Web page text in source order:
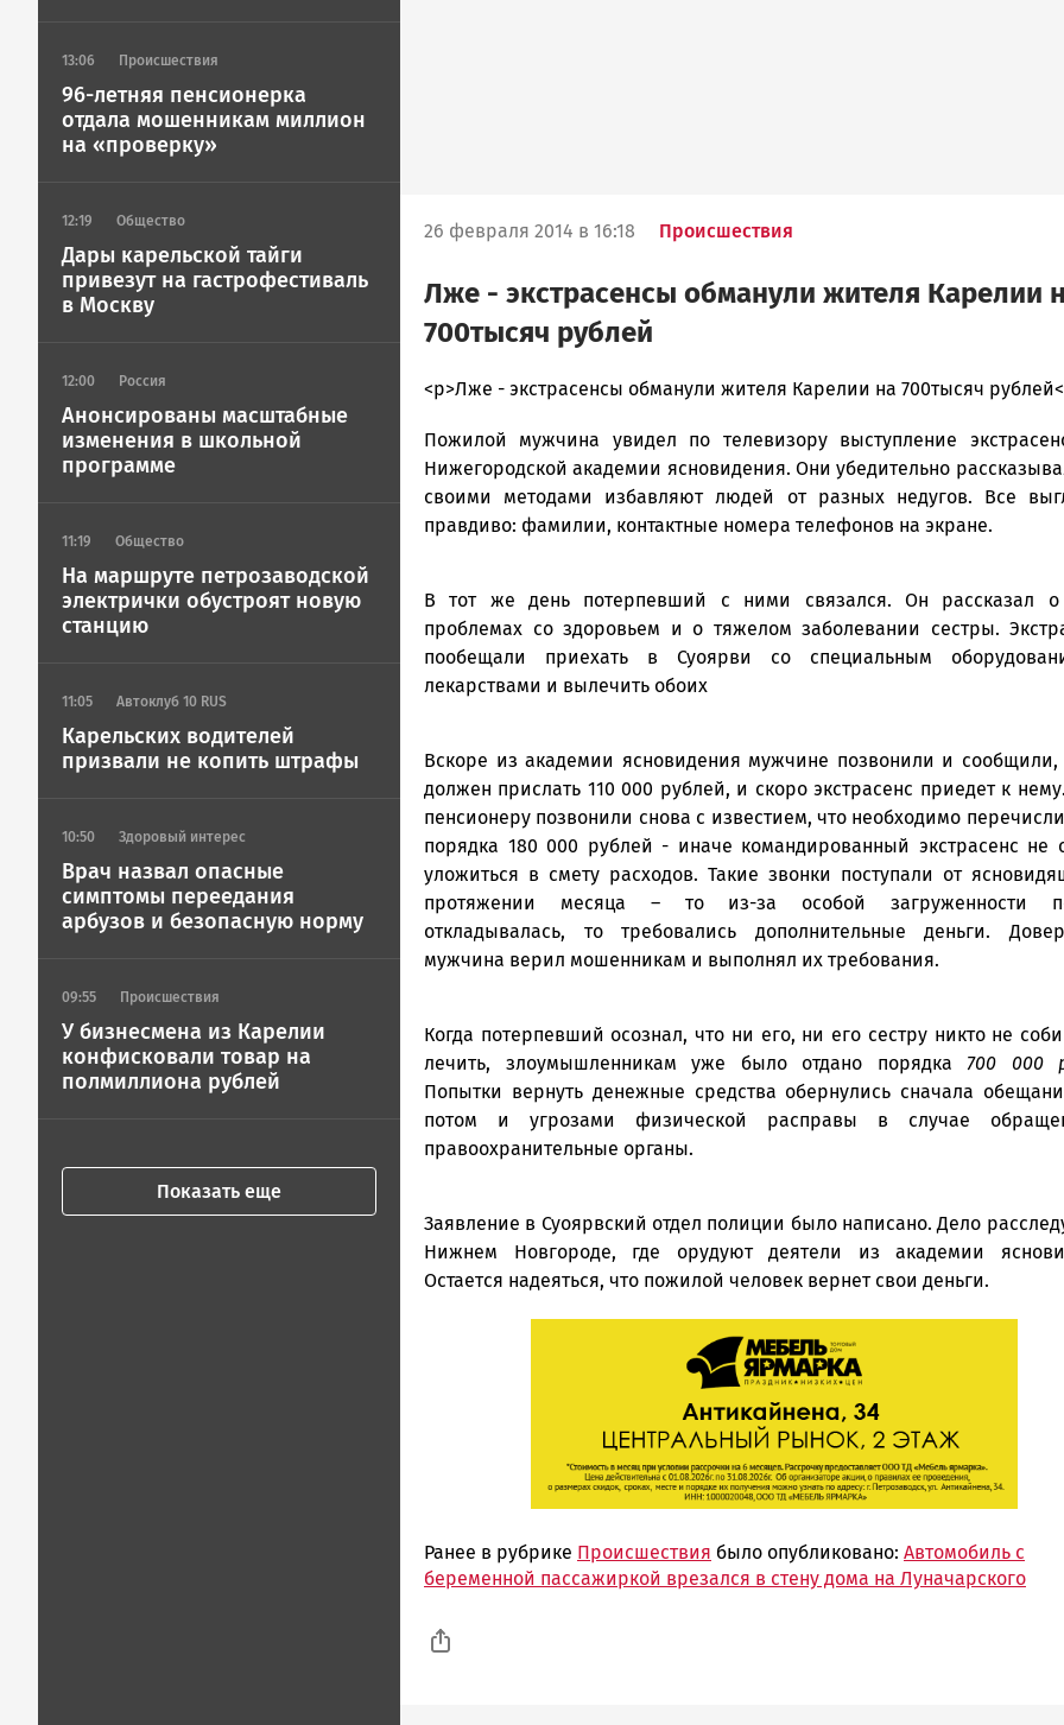
13:06 Происшествия
96-летняя пенсионерка
отдала мошенникам миллион
на «проверку»
12:19 Общество
Дары карельской тайги
привезут на гастрофестиваль
в Москву
12:00 Россия
Анонсированы масштабные
изменения в школьной
программе
11:19 Общество
На маршруте петрозаводской
электрички обустроят новую
станцию
11:05 Автоклуб 10 RUS
Карельских водителей
призвали не копить штрафы
10:50 Здоровый интерес
Врач назвал опасные
симптомы переедания
арбузов и безопасную норму
09:55 Происшествия
У бизнесмена из Карелии
конфисковали товар на
полмиллиона рублей
Показать еще
26 февраля 2014 в 16:18 Происшествия
Лже - экстрасенсы обманули жителя Карелии
700тысяч рублей
admintimur
Петрозаводска
и
Карелии
|
<p>Лже - экстрасенсы обманули жителя Карелии на 700тысяч
Пожилой мужчина увидел по телевизору выступление
Нижегородской академии ясновидения. Они убедительно
своими методами избавляют людей от разных недугов. Все
правдиво: фамилии, контактные номера телефонов на экране.
В тот же день потерпевший с ними связался. Он рассказал о
проблемах со здоровьем и о тяжелом заболевании сестры.
пообещали приехать в Суоярви со специальным
лекарствами и вылечить обоих
Вскоре из академии ясновидения мужчине позвонили и сообщили,
должен прислать 110 000 рублей, и скоро экстрасенс приедет к
пенсионеру позвонили снова с известием, что необходимо
порядка 180 000 рублей - иначе командированный экстрасенс не
уложиться в смету расходов. Такие звонки поступали от
протяжении месяца – то из-за особой загруженности
откладывалась, то требовались дополнительные деньги.
мужчина верил мошенникам и выполнял их требования.
Когда потерпевший осознал, что ни его, ни его сестру никто не
лечить, злоумышленникам уже было отдано порядка 700 000
Попытки вернуть денежные средства обернулись сначала
потом и угрозами физической расправы в случае
правоохранительные органы.
Заявление в Суоярвский отдел полиции было написано. Дело
Нижнем Новгороде, где орудуют деятели из академии
Остается надеяться, что пожилой человек вернет свои деньги.
Ранее в рубрике Происшествия было опубликовано: Автомобиль с
беременной пассажиркой врезался в стену дома на Луначарского